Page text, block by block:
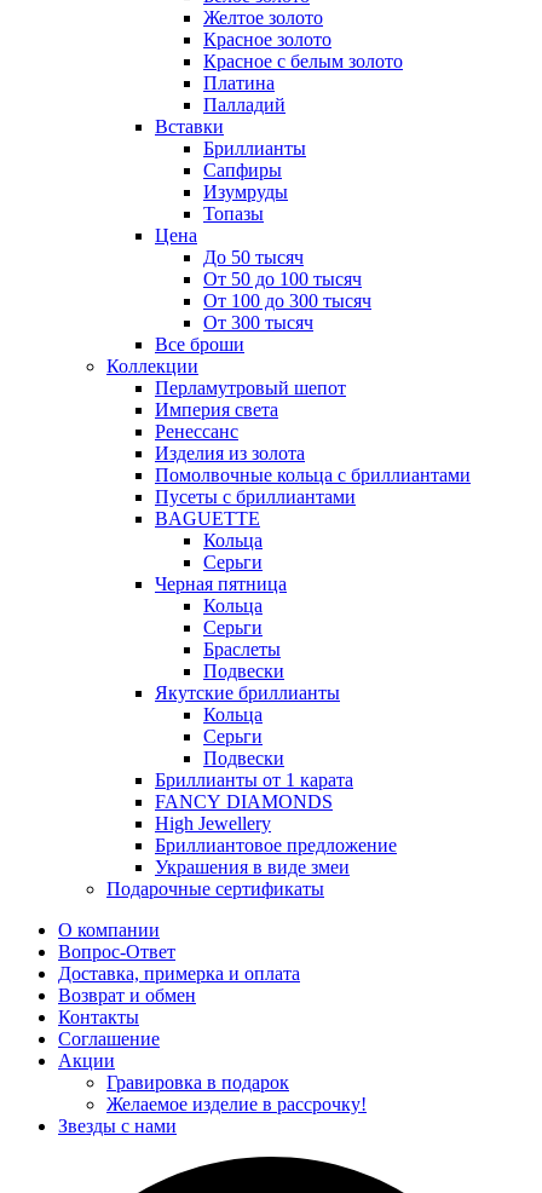
Желтое золото
Красное золото
Красное с белым золото
Платина
Палладий
Вставки
Бриллианты
Сапфиры
Изумруды
Топазы
Цена
До 50 тысяч
От 50 до 100 тысяч
От 100 до 300 тысяч
От 300 тысяч
Все броши
Коллекции
Перламутровый шепот
Империя света
Ренессанс
Изделия из золота
Помолвочные кольца с бриллиантами
Пусеты с бриллиантами
BAGUETTE
Кольца
Серьги
Черная пятница
Кольца
Серьги
Браслеты
Подвески
Якутские бриллианты
Кольца
Серьги
Подвески
Бриллианты от 1 карата
FANCY DIAMONDS
High Jewellery
Бриллиантовое предложение
Украшения в виде змеи
Подарочные сертификаты
О компании
Вопрос-Ответ
Доставка, примерка и оплата
Возврат и обмен
Контакты
Соглашение
Акции
Гравировка в подарок
Желаемое изделие в рассрочку!
Звезды с нами